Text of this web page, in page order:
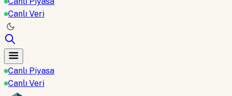
Canlı Veri
Canlı Piyasa
Canlı Veri